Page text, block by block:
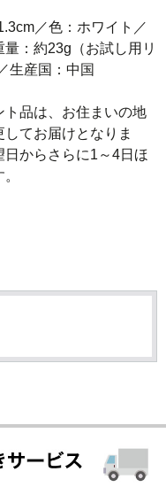
／色：ホワイト／
：約23g（お試し用リ
生産国：中国
品は、お住まいの地
てお届けとなりま
からさらに1～4日ほ